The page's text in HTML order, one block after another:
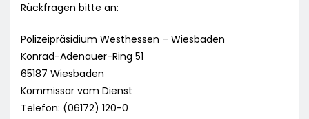
Rückfragen bitte an:
Polizeipräsidium Westhessen – Wiesbaden
Konrad-Adenauer-Ring 51
65187 Wiesbaden
Kommissar vom Dienst
Telefon: (06172) 120-0